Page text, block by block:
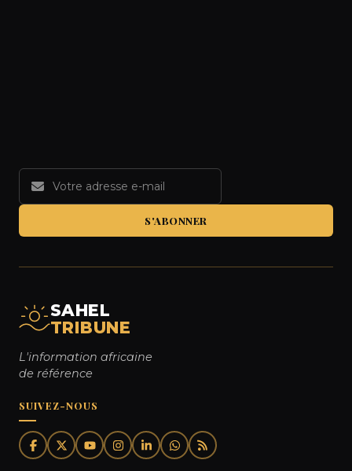
S'ABONNER
SAHEL
TRIBUNE
L'information africaine
de référence
SUIVEZ-NOUS